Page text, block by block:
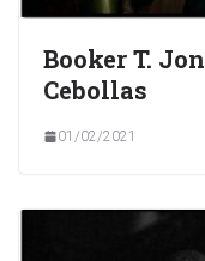
Booker T.
Cebollas
01/02/2021